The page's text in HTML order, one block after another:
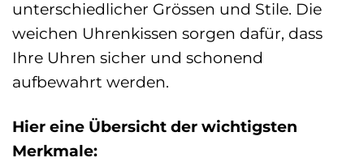
unterschiedlicher Grössen und Stile. Die
weichen Uhrenkissen sorgen dafür, dass
Ihre Uhren sicher und schonend
aufbewahrt werden.
Hier eine Übersicht der wichtigsten
Merkmale: